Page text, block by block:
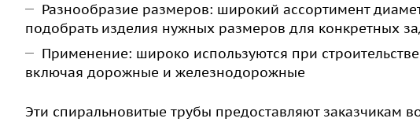
Разнообразие размеров: широкий ассортимент
подобрать изделия нужных размеров для конкретных
Применение: широко используются при
включая дорожные и железнодорожные
Эти спиральновитые трубы предоставляют заказчикам